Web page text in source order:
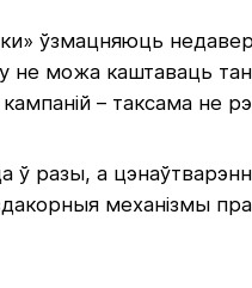
ўзмацняюць
не можа каштаваць
– таксама не
ў разы, а
механізмы